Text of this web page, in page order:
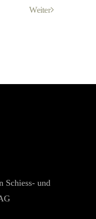
Weiter
Schiess- und